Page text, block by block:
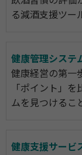
る減酒支援ツー
健康管理システ
健康経営の第一
「ポイント」
ムを見つけるこ
健康支援サービ